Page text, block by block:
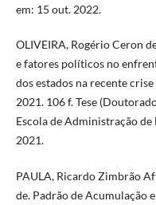
em: 15 out. 2022.
OLIVEIRA, Rogério Ceron
e fatores políticos no
dos estados na recente
2021. 106 f. Tese
Escola de Administração de
2021.
PAULA, Ricardo Zimbrão
de. Padrão de Acumulação